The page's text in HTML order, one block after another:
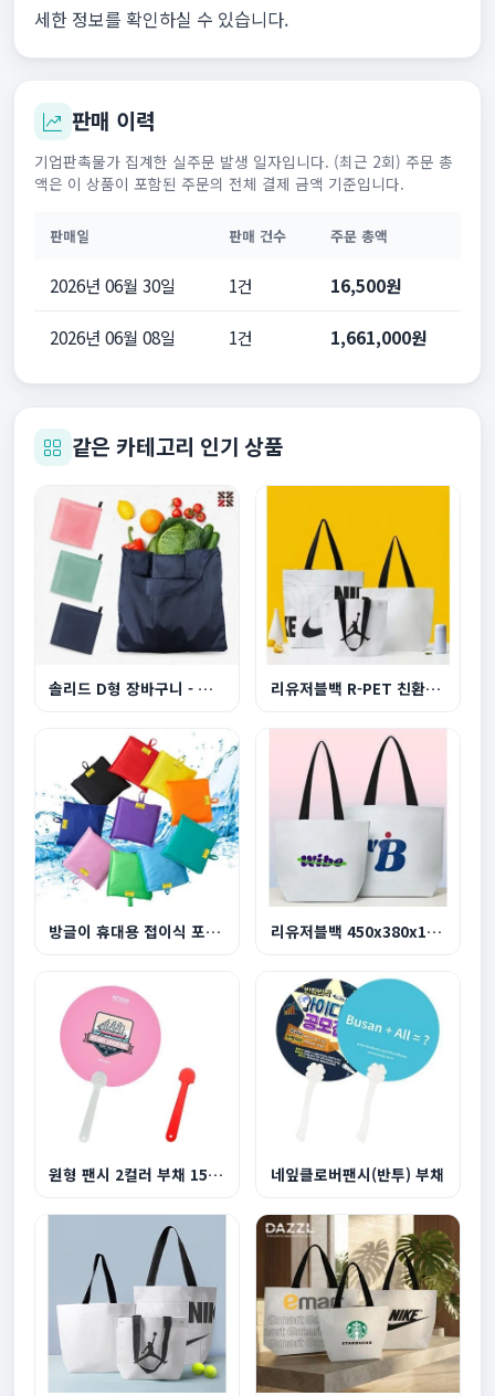
세한 정보를 확인하실 수 있습니다.
판매 이력
기업판촉물가 집계한 실주문 발생 일자입니다. (최근 2회) 주문 총
액은 이 상품이 포함된 주문의 전체 결제 금액 기준입니다.
판매일 판매 건수 주문 총액
2026년 06월 30일 1건 16,500원
2026년 06월 08일 1건 1,661,000원
같은 카테고리 인기 상품
솔리드 D형 장바구니 - 부착형 리유저블백 R-PET 친환경 쇼핑백 소형 380x300x150...
방글이 휴대용 접이식 포켓 장바구니 리유저블백 450x380x130mm 중형
원형 팬시 2컬러 부채 150~190mm 네잎클로버팬시(반투) 부채